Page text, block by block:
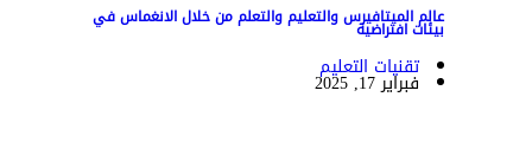
عالم الميتافيرس والتعليم والتعلم من خلال الانغماس في
بيئات افتراضية
تقنيات التعليم
فبراير 17, 2025